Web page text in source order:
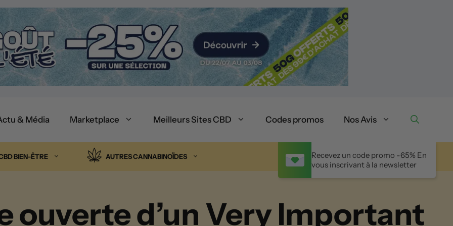
& Média Marketplace Meilleurs Sites CBD Codes promos Nos Avis
Recevez un code promo -65% En
vous inscrivant à la newsletter
BIEN-ÊTRE AUTRES CANNABINOÏDES
ouverte d’un Very Important